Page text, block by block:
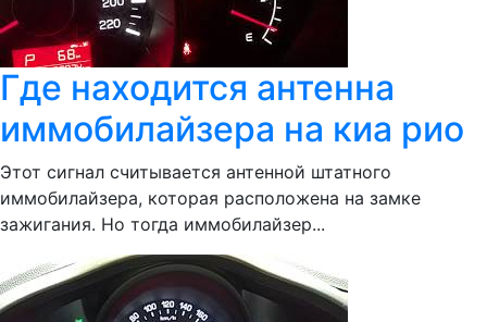
Где находится антенна
иммобилайзера на киа рио
Этот сигнал считывается антенной штатного
иммобилайзера, которая расположена на замке
зажигания. Но тогда иммобилайзер...